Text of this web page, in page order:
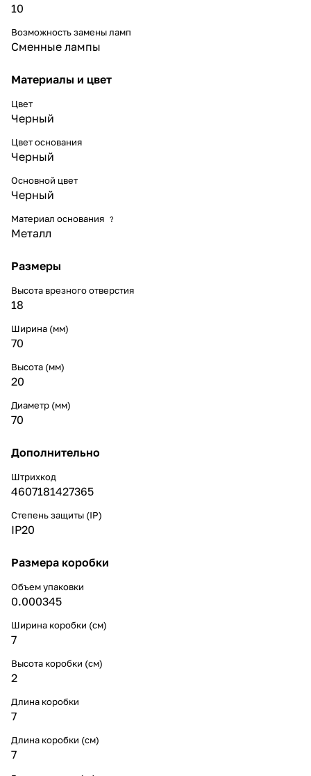
10
Возможность замены ламп
Сменные лампы
Материалы и цвет
Цвет
Черный
Цвет основания
Черный
Основной цвет
Черный
Материал основания ?
Металл
Размеры
Высота врезного отверстия
18
Ширина (мм)
70
Высота (мм)
20
Диаметр (мм)
70
Дополнительно
Штрихкод
4607181427365
Степень защиты (IP)
IP20
Размера коробки
Объем упаковки
0.000345
Ширина коробки (см)
7
Высота коробки (см)
2
Длина коробки
7
Длина коробки (см)
7